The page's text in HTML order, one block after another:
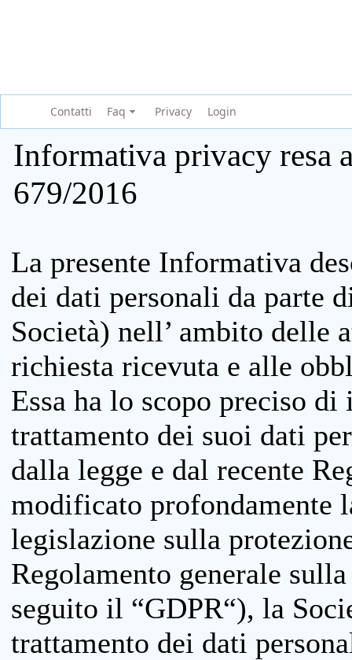
Contatti Faq Privacy Login
Informativa privacy resa
679/2016
La presente Informativa
dei dati personali da parte
Società) nell’ ambito delle
richiesta ricevuta e alle
Essa ha lo scopo preciso
trattamento dei suoi dati
dalla legge e dal recente
modificato profondamente
legislazione sulla
Regolamento generale
seguito il “GDPR“), la
trattamento dei dati